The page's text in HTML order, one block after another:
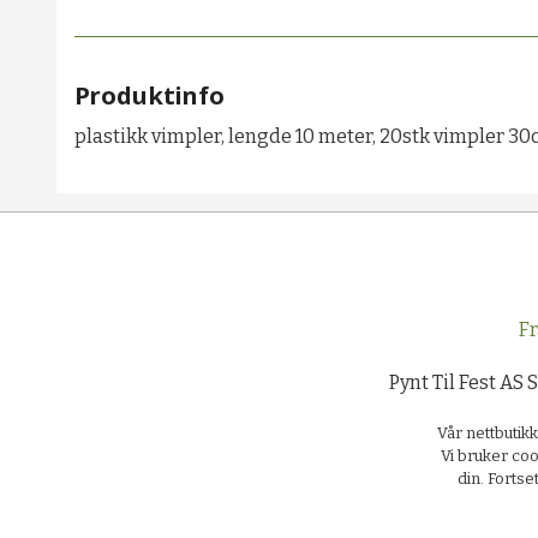
Produktinfo
plastikk vimpler, lengde 10 meter, 20stk vimpler
Pynt Til Fest AS
Vår
Vi bruker
din.